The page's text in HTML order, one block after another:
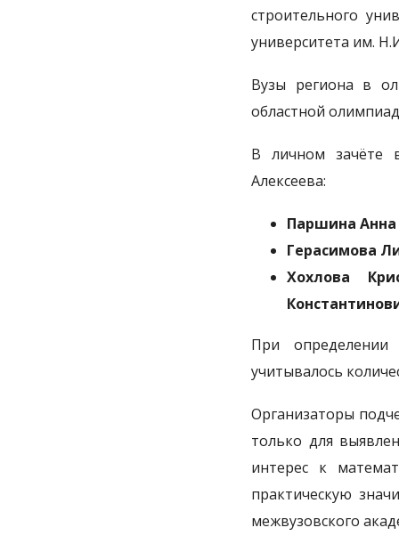
строительного
университета им.
Вузы региона в
областной
В личном зачёте
Алексеева:
Паршина
Герасимова
Хохлова
При
учитывалось
Организаторы
только для
интерес к
практическую
межвузовского